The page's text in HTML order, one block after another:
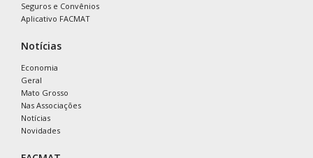
Seguros e Convênios
Aplicativo FACMAT
Notícias
Economia
Geral
Mato Grosso
Nas Associações
Notícias
Novidades